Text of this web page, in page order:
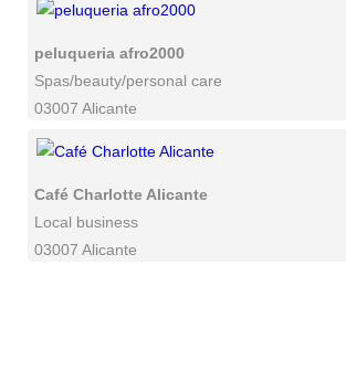
peluqueria afro2000
Spas/beauty/personal care
03007 Alicante
Café Charlotte Alicante
Local business
03007 Alicante